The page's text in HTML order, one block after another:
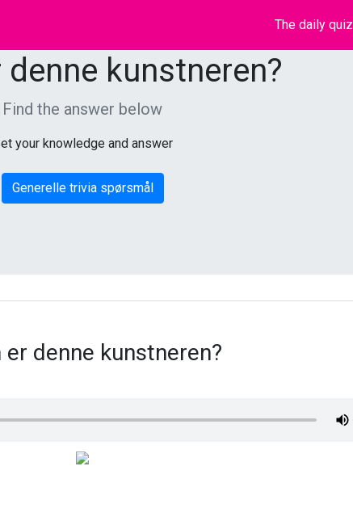
The daily quiz
denne kunstneren?
Find the answer below
your knowledge and answer
Generelle trivia spørsmål
er denne kunstneren?